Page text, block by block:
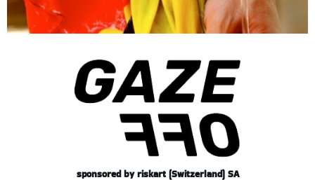
sponsored by riskart (Switzerland) SA